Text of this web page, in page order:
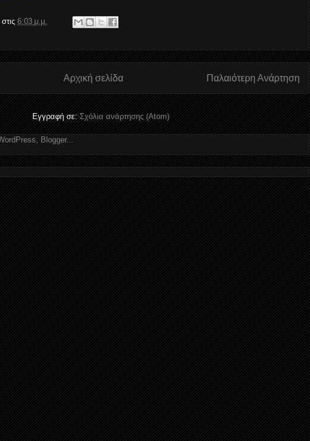
στις 6:03 μ.μ.
Παλαιότερη Ανάρτηση
Αρχική σελίδα
Εγγραφή σε:Σχόλια ανάρτησης (Atom)